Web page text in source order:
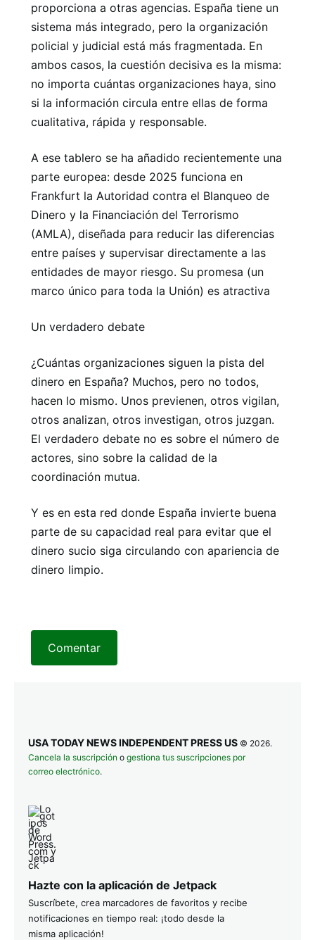
proporciona a otras agencias. España tiene un
sistema más integrado, pero la organización
policial y judicial está más fragmentada. En
ambos casos, la cuestión decisiva es la misma:
no importa cuántas organizaciones haya, sino
si la información circula entre ellas de forma
cualitativa, rápida y responsable.
A ese tablero se ha añadido recientemente una
parte europea: desde 2025 funciona en
Frankfurt la Autoridad contra el Blanqueo de
Dinero y la Financiación del Terrorismo
(AMLA), diseñada para reducir las diferencias
entre países y supervisar directamente a las
entidades de mayor riesgo. Su promesa (un
marco único para toda la Unión) es atractiva
Un verdadero debate
¿Cuántas organizaciones siguen la pista del
dinero en España? Muchos, pero no todos,
hacen lo mismo. Unos previenen, otros vigilan,
otros analizan, otros investigan, otros juzgan.
El verdadero debate no es sobre el número de
actores, sino sobre la calidad de la
coordinación mutua.
Y es en esta red donde España invierte buena
parte de su capacidad real para evitar que el
dinero sucio siga circulando con apariencia de
dinero limpio.
Comentar
USA TODAY NEWS INDEPENDENT PRESS US © 2026.
Cancela la suscripción o gestiona tus suscripciones por
correo electrónico.
Hazte con la aplicación de Jetpack
Suscríbete, crea marcadores de favoritos y recibe
notificaciones en tiempo real: ¡todo desde la
misma aplicación!